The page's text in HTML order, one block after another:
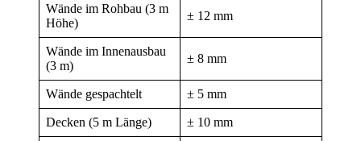
Wände im Rohbau (3 m
Höhe)
± 12 mm
Wände im Innenausbau
(3 m)
± 8 mm
Wände gespachtelt ± 5 mm
Decken (5 m Länge) ± 10 mm